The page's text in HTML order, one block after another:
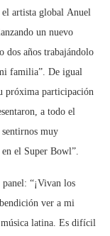
artista global Anuel
un nuevo
dos años trabajándolo
familia”. De igual
próxima participación
a todo el
muy
el Super Bowl”.
“¡Vivan los
ver a mi
música latina. Es difícil